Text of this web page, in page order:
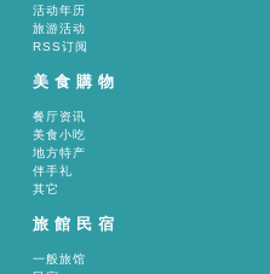
活动年历
旅游活动
RSS订阅
美食購物
餐厅资讯
美食小吃
地方特产
伴手礼
其它
旅館民宿
一般旅馆